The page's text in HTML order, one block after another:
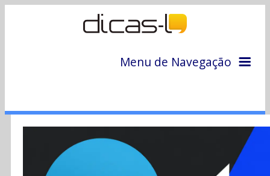
Menu de Navegação